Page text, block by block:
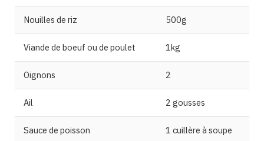
Nouilles de riz 500g
Viande de boeuf ou de poulet 1kg
Oignons 2
Ail 2 gousses
Sauce de poisson 1 cuillère à soupe